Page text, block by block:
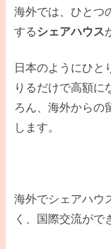
海外では、ひとつ
するシェアハウス
日本のようにひと
りるだけで高額に
ろん、海外からの
します。
海外でシェアハウ
く、国際交流がで